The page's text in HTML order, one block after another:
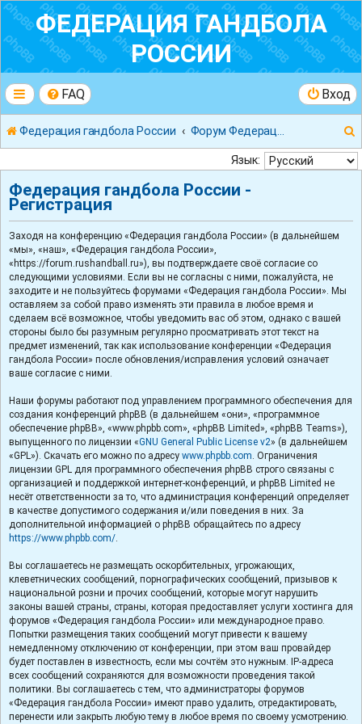
ФЕДЕРАЦИЯ ГАНДБОЛА
РОССИИ
FAQ Вход
Федерация гандбола России
Язык:
Федерация гандбола России -
Регистрация
Заходя на конференцию «Федерация гандбола России» (в дальнейшем
«мы», «наш», «Федерация гандбола России»,
«https://forum.rushandball.ru»), вы подтверждаете своё согласие со
следующими условиями. Если вы не согласны с ними, пожалуйста, не
заходите и не пользуйтесь форумами «Федерация гандбола России». Мы
оставляем за собой право изменять эти правила в любое время и
сделаем всё возможное, чтобы уведомить вас об этом, однако с вашей
стороны было бы разумным регулярно просматривать этот текст на
предмет изменений, так как использование конференции «Федерация
гандбола России» после обновления/исправления условий означает
ваше согласие с ними.
Наши форумы работают под управлением программного обеспечения для
создания конференций phpBB (в дальнейшем «они», «программное
обеспечение phpBB», «www.phpbb.com», «phpBB Limited», «phpBB Teams»),
выпущенного по лицензии «GNU General Public License v2» (в дальнейшем
«GPL»). Скачать его можно по адресу www.phpbb.com. Ограничения
лицензии GPL для программного обеспечения phpBB строго связаны с
организацией и поддержкой интернет-конференций, и phpBB Limited не
несёт ответственности за то, что администрация конференций определяет
в качестве допустимого содержания и/или поведения в них. За
дополнительной информацией о phpBB обращайтесь по адресу
https://www.phpbb.com/.
Вы соглашаетесь не размещать оскорбительных, угрожающих,
клеветнических сообщений, порнографических сообщений, призывов к
национальной розни и прочих сообщений, которые могут нарушить
законы вашей страны, страны, которая предоставляет услуги хостинга для
форумов «Федерация гандбола России» или международное право.
Попытки размещения таких сообщений могут привести к вашему
немедленному отключению от конференции, при этом ваш провайдер
будет поставлен в известность, если мы сочтём это нужным. IP-адреса
всех сообщений сохраняются для возможности проведения такой
политики. Вы соглашаетесь с тем, что администраторы форумов
«Федерация гандбола России» имеют право удалить, отредактировать,
перенести или закрыть любую тему в любое время по своему усмотрению.